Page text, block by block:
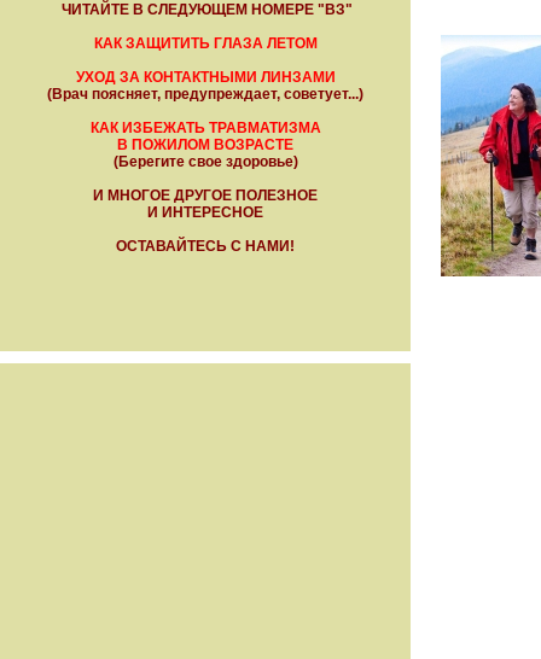
ЧИТАЙТЕ В СЛЕДУЮЩЕМ НОМЕРЕ "ВЗ"
КАК ЗАЩИТИТЬ ГЛАЗА ЛЕТОМ
УХОД ЗА КОНТАКТНЫМИ ЛИНЗАМИ
(Врач поясняет, предупреждает, советует...)
КАК ИЗБЕЖАТЬ ТРАВМАТИЗМА
В ПОЖИЛОМ ВОЗРАСТЕ
(Берегите свое здоровье)
И МНОГОЕ ДРУГОЕ ПОЛЕЗНОЕ
И ИНТЕРЕСНОЕ
ОСТАВАЙТЕСЬ С НАМИ!